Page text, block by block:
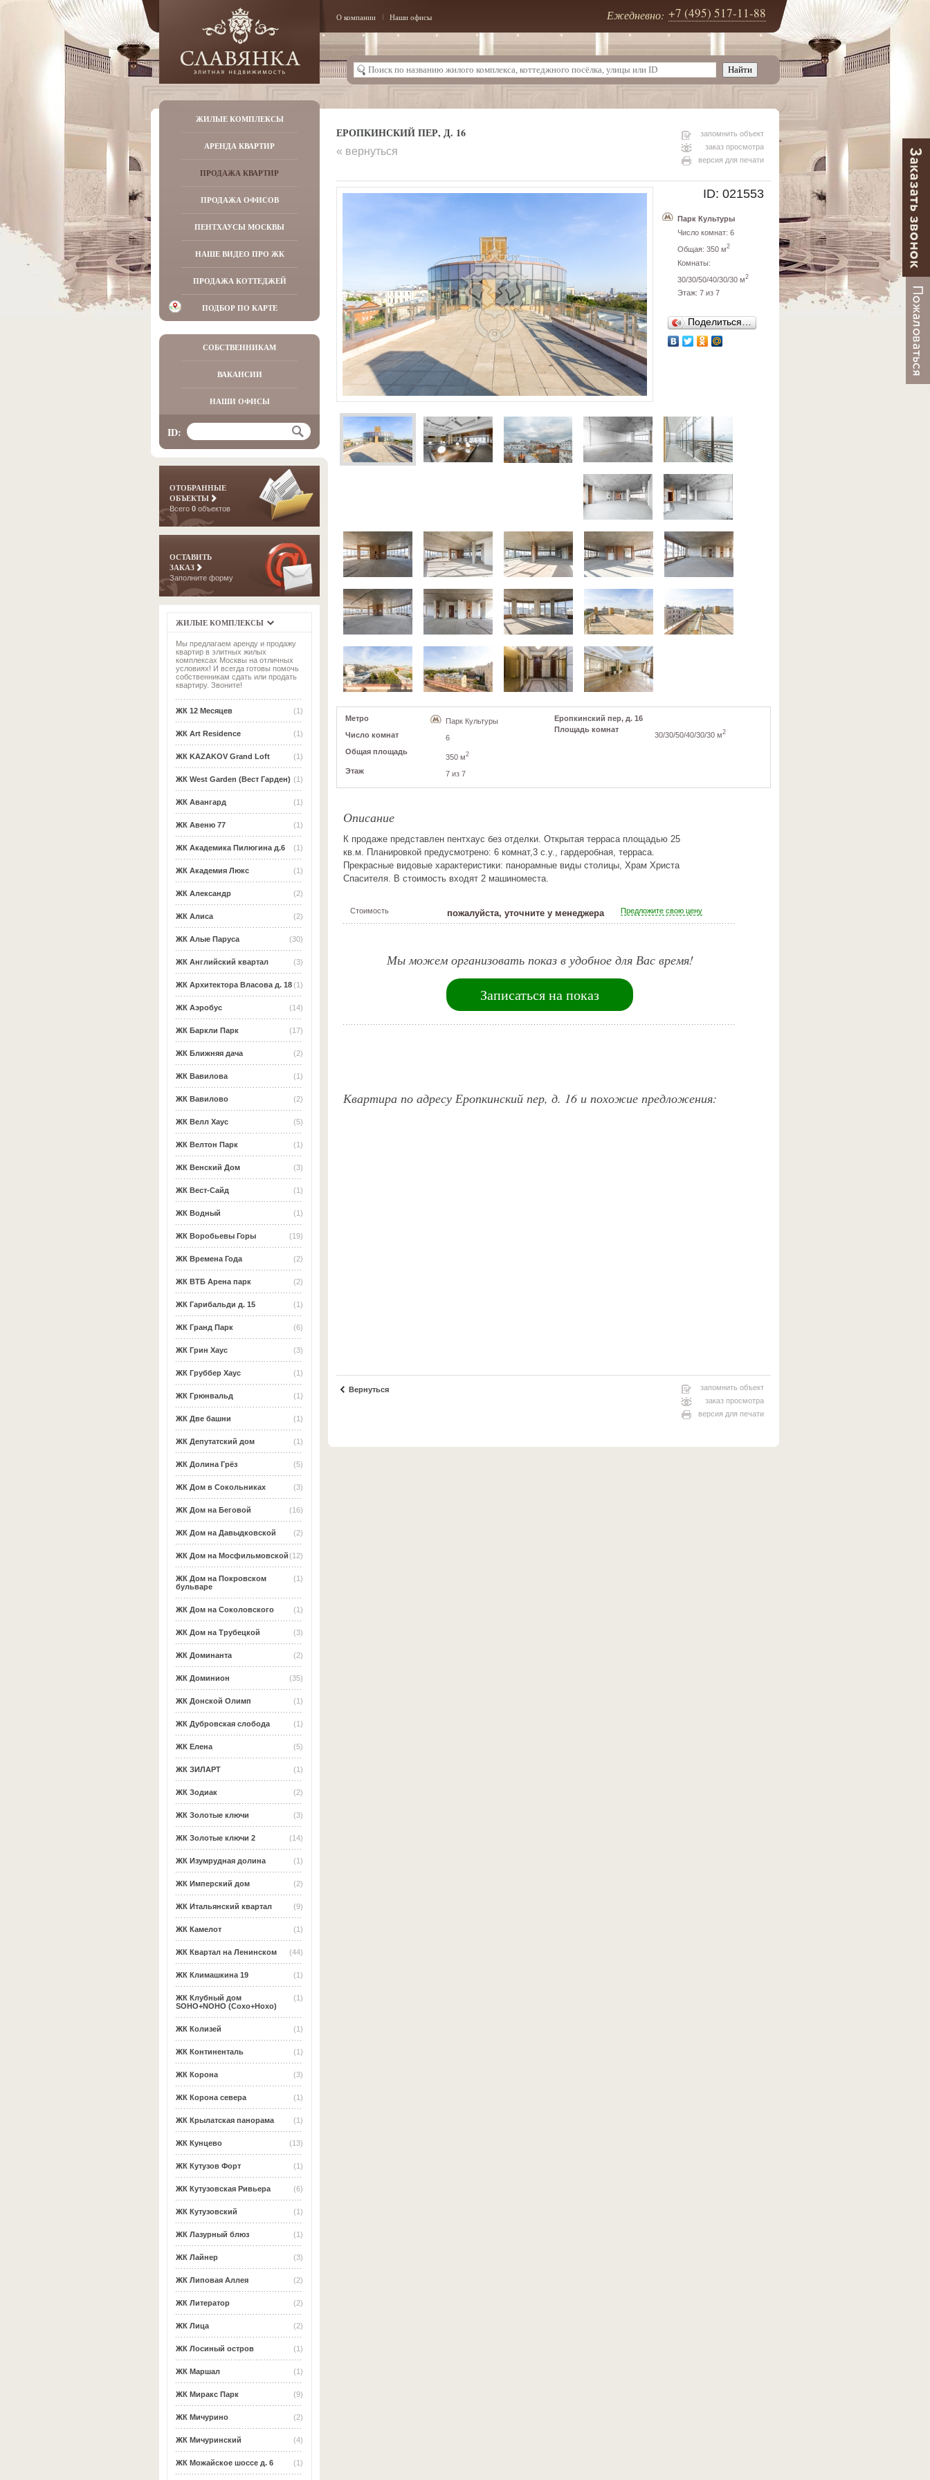
О компании Наши офисы Ежедневно: +7 (495) 517-11-88
ЖИЛЫЕ КОМПЛЕКСЫ
АРЕНДА КВАРТИР
ПРОДАЖА КВАРТИР
ПРОДАЖА ОФИСОВ
ПЕНТХАУСЫ МОСКВЫ
НАШЕ ВИДЕО ПРО ЖК
ПРОДАЖА КОТТЕДЖЕЙ
ПОДБОР ПО КАРТЕ
СОБСТВЕННИКАМ
ВАКАНСИИ
НАШИ ОФИСЫ
ID:
ОТОБРАННЫЕ
ОБЪЕКТЫ
Всего 0 объектов
ОСТАВИТЬ
ЗАКАЗ
Заполните форму
ЖИЛЫЕ КОМПЛЕКСЫ
Мы предлагаем аренду и продажу
квартир в элитных жилых
комплексах Москвы на отличных
условиях! И всегда готовы помочь
собственникам сдать или продать
квартиру. Звоните!
(1)
ЖК 12 Месяцев
(1)
ЖК Art Residence
(1)
ЖК KAZAKOV Grand Loft
(1)
ЖК West Garden (Вест Гарден)
(1)
ЖК Авангард
(1)
ЖК Авеню 77
(1)
ЖК Академика Пилюгина д.6
(1)
ЖК Академия Люкс
(2)
ЖК Александр
(2)
ЖК Алиса
(30)
ЖК Алые Паруса
(3)
ЖК Английский квартал
(1)
ЖК Архитектора Власова д. 18
(14)
ЖК Аэробус
(17)
ЖК Баркли Парк
(2)
ЖК Ближняя дача
(1)
ЖК Вавилова
(2)
ЖК Вавилово
(5)
ЖК Велл Хаус
(1)
ЖК Велтон Парк
(3)
ЖК Венский Дом
(1)
ЖК Вест-Сайд
(1)
ЖК Водный
(19)
ЖК Воробьевы Горы
(2)
ЖК Времена Года
(2)
ЖК ВТБ Арена парк
(1)
ЖК Гарибальди д. 15
(6)
ЖК Гранд Парк
(3)
ЖК Грин Хаус
(1)
ЖК Груббер Хаус
(1)
ЖК Грюнвальд
(1)
ЖК Две башни
(1)
ЖК Депутатский дом
(5)
ЖК Долина Грёз
(3)
ЖК Дом в Сокольниках
(16)
ЖК Дом на Беговой
(2)
ЖК Дом на Давыдковской
(12)
ЖК Дом на Мосфильмовской
(1)
ЖК Дом на Покровском
бульваре
(1)
ЖК Дом на Соколовского
(3)
ЖК Дом на Трубецкой
(2)
ЖК Доминанта
(35)
ЖК Доминион
(1)
ЖК Донской Олимп
(1)
ЖК Дубровская слобода
(5)
ЖК Елена
(1)
ЖК ЗИЛАРТ
(2)
ЖК Зодиак
(3)
ЖК Золотые ключи
(14)
ЖК Золотые ключи 2
(1)
ЖК Изумрудная долина
(2)
ЖК Имперский дом
(9)
ЖК Итальянский квартал
(1)
ЖК Камелот
(44)
ЖК Квартал на Ленинском
(1)
ЖК Климашкина 19
(1)
ЖК Клубный дом
SOHO+NOHO (Сохо+Нохо)
(1)
ЖК Колизей
(1)
ЖК Континенталь
(3)
ЖК Корона
(1)
ЖК Корона севера
(1)
ЖК Крылатская панорама
(13)
ЖК Кунцево
(1)
ЖК Кутузов Форт
(6)
ЖК Кутузовская Ривьера
(1)
ЖК Кутузовский
(1)
ЖК Лазурный блюз
(3)
ЖК Лайнер
(2)
ЖК Липовая Аллея
(2)
ЖК Литератор
(2)
ЖК Лица
(1)
ЖК Лосиный остров
(1)
ЖК Маршал
(9)
ЖК Миракс Парк
(2)
ЖК Мичурино
(4)
ЖК Мичуринский
(1)
ЖК Можайское шоссе д. 6
ЕРОПКИНСКИЙ ПЕР, Д. 16
запомнить объект
заказ просмотра
версия для печати
« вернуться
ID: 021553
Парк Культуры
Число комнат: 6
Общая: 350 м2
Комнаты:
30/30/50/40/30/30 м2
Этаж: 7 из 7
Поделиться…
Метро
Парк Культуры
Число комнат
6
Общая площадь
350 м2
Этаж 7 из 7
Еропкинский пер, д. 16
Площадь комнат
30/30/50/40/30/30 м2
Описание
К продаже представлен пентхаус без отделки. Открытая терраса площадью 25
кв.м. Планировкой предусмотрено: 6 комнат,3 с.у., гардеробная, терраса.
Прекрасные видовые характеристики: панорамные виды столицы, Храм Христа
Спасителя. В стоимость входят 2 машиноместа.
Стоимость пожалуйста, уточните у менеджера Предложите свою цену
Мы можем организовать показ в удобное для Вас время!
Записаться на показ
Квартира по адресу Еропкинский пер, д. 16 и похожие предложения:
Вернуться
запомнить объект
заказ просмотра
версия для печати